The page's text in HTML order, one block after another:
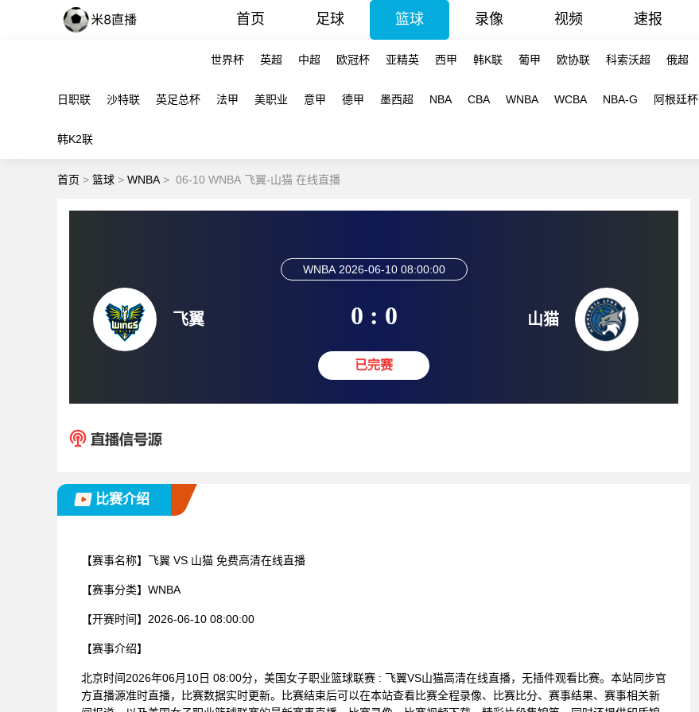
首页 足球 篮球 录像 视频 速报
世界杯 英超 中超 欧冠杯 亚精英 西甲 韩K联 葡甲 欧协联 科索沃超 俄超
日职联 沙特联 英足总杯 法甲 美职业 意甲 德甲 墨西超 NBA CBA WNBA WCBA NBA-G 阿根廷杯
韩K2联
首页 > 篮球 > WNBA > 06-10 WNBA 飞翼-山猫 在线直播
飞翼
WNBA 2026-06-10 08:00:00
0 : 0
已完赛
山猫
比赛介绍
【赛事名称】 飞翼 VS 山猫 免费高清在线直播
【赛事分类】 WNBA
【开赛时间】 2026-06-10 08:00:00
【赛事介绍】
北京时间2026年06月10日 08:00分，美国女子职业篮球联赛 : 飞翼VS山猫高清在线直播，无插件观看比赛。本站同步官
方直播源准时直播，比赛数据实时更新。比赛结束后可以在本站查看比赛全程录像、比赛比分、赛事结果、赛事相关新